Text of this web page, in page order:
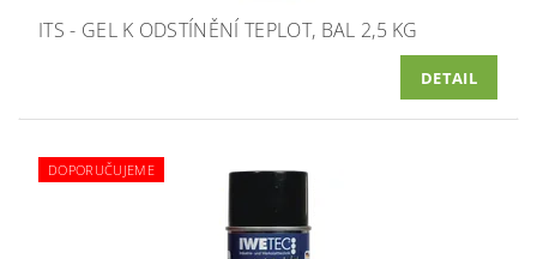
ITS - GEL K ODSTÍNĚNÍ TEPLOT, BAL 2,5 KG
DETAIL
DOPORUČUJEME